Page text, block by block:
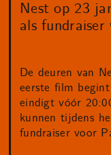
Nest op 23
als fundraiser
De deuren van
eerste film
eindigt vóór
kunnen tijdens
fundraiser voor